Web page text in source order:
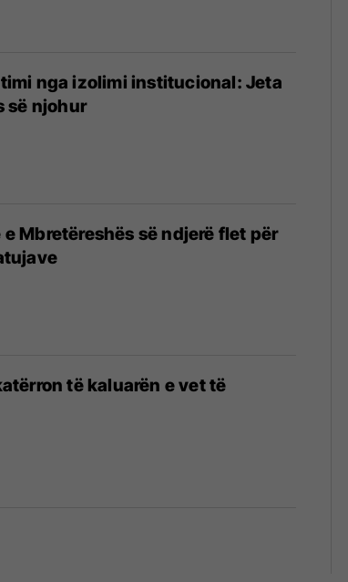
nga izolimi institucional: Jeta
së njohur
Mbretëreshës së ndjerë flet për
të kaluarën e vet të